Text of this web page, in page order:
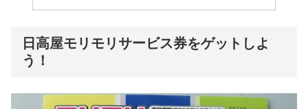
日高屋モリモリサービス券をゲットしよ
う！